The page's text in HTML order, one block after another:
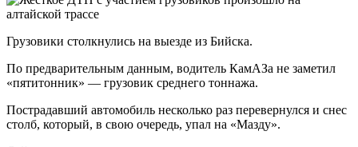
Грузовики столкнулись на выезде из Бийска.
По предварительным данным, водитель КамАЗа не заметил
«пятитонник» — грузовик среднего тоннажа.
Пострадавший автомобиль несколько раз перевернулся и снес
столб, который, в свою очередь, упал на «Мазду».